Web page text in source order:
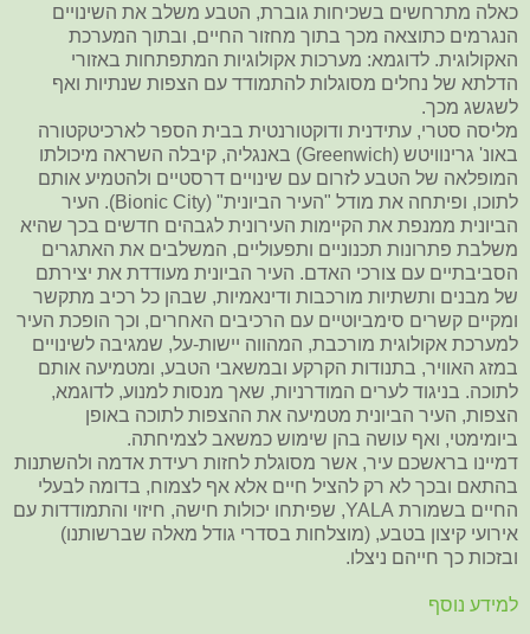
כאלה מתרחשים בשכיחות גוברת, הטבע משלב את השינויים
הנגרמים כתוצאה מכך בתוך מחזור החיים, ובתוך המערכת
האקולוגית. לדוגמא: מערכות אקולוגיות המתפתחות באזורי
הדלתא של נחלים מסוגלות להתמודד עם הצפות שנתיות ואף
לשגשג מכך.
מליסה סטרי, עתידנית ודוקטורנטית בבית הספר לארכיטקטורה
באונ' גרינוויטש (Greenwich) באנגליה, קיבלה השראה מיכולתו
המופלאה של הטבע לזרום עם שינויים דרסטיים ולהטמיע אותם
לתוכו, ופיתחה את מודל "העיר הביונית" (Bionic City). העיר
הביונית ממנפת את הקיימות העירונית לגבהים חדשים בכך שהיא
משלבת פתרונות תכנוניים ותפעוליים, המשלבים את האתגרים
הסביבתיים עם צורכי האדם. העיר הביונית מעודדת את יצירתם
של מבנים ותשתיות מורכבות ודינאמיות, שבהן כל רכיב מתקשר
ומקיים קשרים סימביוטיים עם הרכיבים האחרים, וכך הופכת העיר
למערכת אקולוגית מורכבת, המהווה יישות-על, שמגיבה לשינויים
במזג האוויר, בתנודות הקרקע ובמשאבי הטבע, ומטמיעה אותם
לתוכה. בניגוד לערים המודרניות, שאך מנסות למנוע, לדוגמא,
הצפות, העיר הביונית מטמיעה את ההצפות לתוכה באופן
ביומימטי, ואף עושה בהן שימוש כמשאב לצמיחתה.
דמיינו בראשכם עיר, אשר מסוגלת לחזות רעידת אדמה ולהשתנות
בהתאם ובכך לא רק להציל חיים אלא אף לצמוח, בדומה לבעלי
החיים בשמורת YALA, שפיתחו יכולות חישה, חיזוי והתמודדות עם
אירועי קיצון בטבע, (מוצלחות בסדרי גודל מאלה שברשותנו)
ובזכות כך חייהם ניצלו.
למידע נוסף